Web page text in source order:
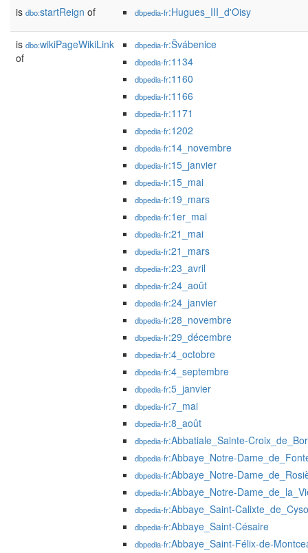
is dbo:startReign of dbpedia-fr:Hugues_III_d'Oisy
is dbo:wikiPageWikiLink
of
dbpedia-fr:Švábenice
dbpedia-fr:1134
dbpedia-fr:1160
dbpedia-fr:1166
dbpedia-fr:1171
dbpedia-fr:1202
dbpedia-fr:14_novembre
dbpedia-fr:15_janvier
dbpedia-fr:15_mai
dbpedia-fr:19_mars
dbpedia-fr:1er_mai
dbpedia-fr:21_mai
dbpedia-fr:21_mars
dbpedia-fr:23_avril
dbpedia-fr:24_août
dbpedia-fr:24_janvier
dbpedia-fr:28_novembre
dbpedia-fr:29_décembre
dbpedia-fr:4_octobre
dbpedia-fr:4_septembre
dbpedia-fr:5_janvier
dbpedia-fr:7_mai
dbpedia-fr:8_août
dbpedia-fr:Abbatiale_Sainte-
dbpedia-fr:Abbaye_Notre-
dbpedia-fr:Abbaye_Notre-
dbpedia-fr:Abbaye_Notre-
dbpedia-fr:Abbaye_Saint-
dbpedia-fr:Abbaye_Saint-Césaire
dbpedia-fr:Abbaye_Saint-Félix-de-